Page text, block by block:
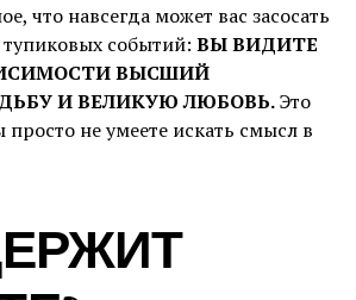
что навсегда может вас засосать
тупиковых событий: ВЫ ВИДИТЕ
ВЫСШИЙ
И ВЕЛИКУЮ ЛЮБОВЬ.Это
просто не умеете искать смысл в